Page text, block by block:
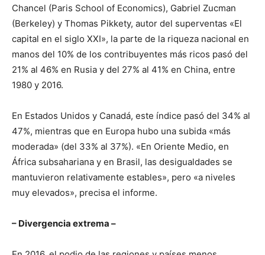
Chancel (Paris School of Economics), Gabriel Zucman
(Berkeley) y Thomas Pikkety, autor del superventas «El
capital en el siglo XXI», la parte de la riqueza nacional en
manos del 10% de los contribuyentes más ricos pasó del
21% al 46% en Rusia y del 27% al 41% en China, entre
1980 y 2016.
En Estados Unidos y Canadá, este índice pasó del 34% al
47%, mientras que en Europa hubo una subida «más
moderada» (del 33% al 37%). «En Oriente Medio, en
África subsahariana y en Brasil, las desigualdades se
mantuvieron relativamente estables», pero «a niveles
muy elevados», precisa el informe.
– Divergencia extrema –